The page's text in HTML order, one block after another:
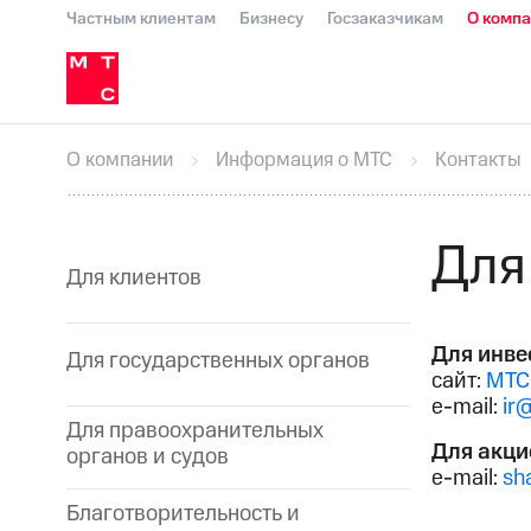
Частным клиентам Бизнесу Госзаказчикам О
Медиа-центр
Инвесторам и акционерам
Устойчивое развитие
Комплаенс и деловая этика
Пресс-релизыМТС о технологиях
Корпоративное управление
ПАО "МТС"Собрания акционеров
О компании Информация о МТС Контакты
Для клиентов
Для государственных органов
Для правоохранительных
органов и судов
Благотворительность и
Для
сайт: МТС
e-mail:
Для
e-mail: